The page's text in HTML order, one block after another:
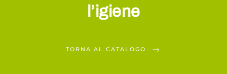
l’igiene
TORNA AL CATALOGO